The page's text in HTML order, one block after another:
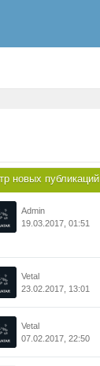
новых публикаций
Admin
19.03.2017, 01:51
Vetal
23.02.2017, 13:01
Vetal
07.02.2017, 22:50